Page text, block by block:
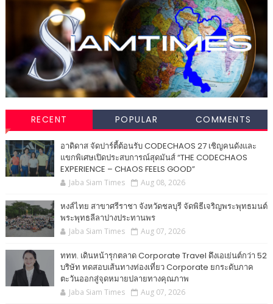
RECENT POPULAR COMMENTS
อาดิดาส จัดปาร์ตี้ต้อนรับ CODECHAOS 27 เชิญคนดังและ
แขกพิเศษเปิดประสบการณ์สุดมันส์ “THE CODECHAOS
EXPERIENCE – CHAOS FEELS GOOD”
Jaba Siam Times Aug 08, 2026
หงส์ไทย สาขาศรีราชา จังหวัดชลบุรี จัดพิธีเจริญพระพุทธมนต์
พระพุทธลีลาปางประทานพร
Jaba Siam Times Aug 07, 2026
ททท. เดินหน้ารุกตลาด Corporate Travel ดึงเอเย่นต์กว่า 52
บริษัท ทดสอบเส้นทางท่องเที่ยว Corporate ยกระดับภาค
ตะวันออกสู่จุดหมายปลายทางคุณภาพ
Jaba Siam Times Aug 07, 2026